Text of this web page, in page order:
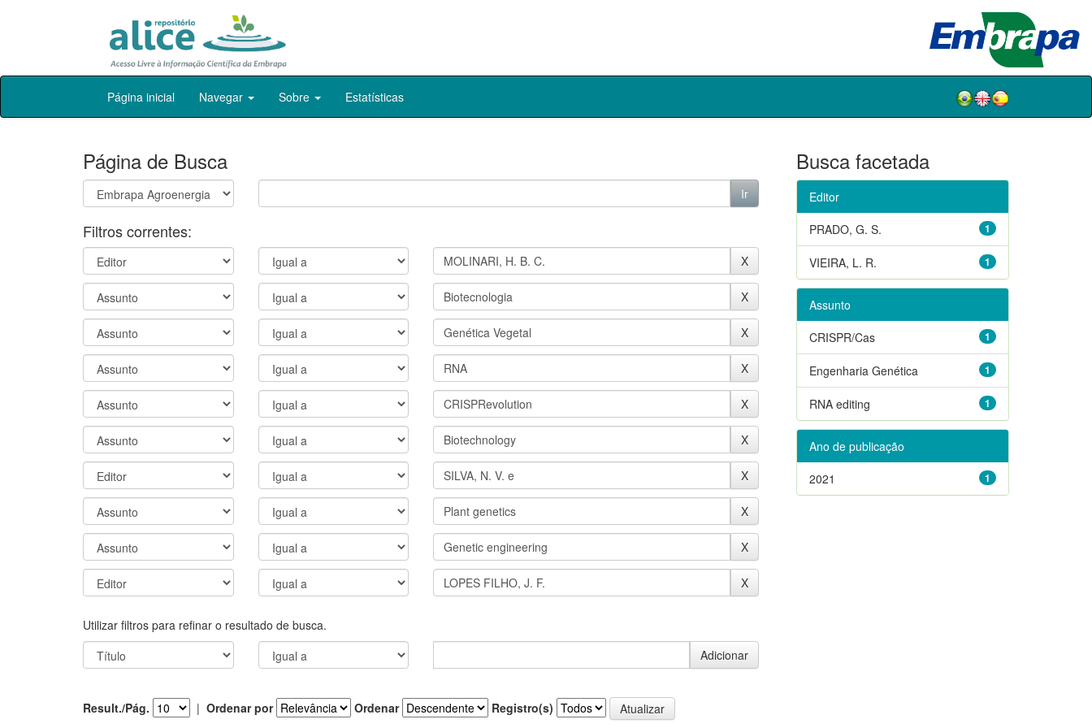
Skip
Página inicial Navegar Sobre Estatísticas
Página de Busca
Filtros correntes:
Utilizar filtros para refinar o resultado de busca.
Result./Pág. | Ordenar por Ordenar Registro(s)
Busca facetada
Editor
1
PRADO, G. S.
1
VIEIRA, L. R.
Assunto
1
CRISPR/Cas
1
Engenharia Genética
1
RNA editing
Ano de publicação
1
2021